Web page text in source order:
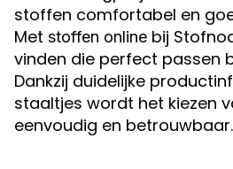
stoffen comfortabel en
Met stoffen online bij
vinden die perfect passen
Dankzij duidelijke
staaltjes wordt het kiezen
eenvoudig en betrouwbaar.